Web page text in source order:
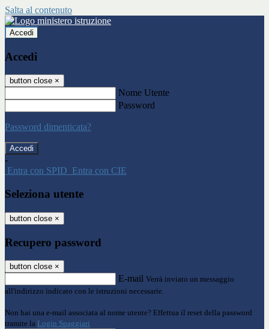
Salta al contenuto
Accedi
Accedi
button close ×
Nome Utente
Password
Password dimenticata?
-
Entra con SPID Entra con CIE
Seleziona utente
button close ×
Recupero password
button close ×
E-mail Verrà inviato un messaggio
all'indirizzo indicato con le istruzioni necessarie.
Non hai una e-mail associata al nome utente? Effettua il reset della password
tramite la Login Spaggiari